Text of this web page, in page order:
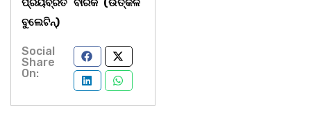
ପ୍ରିୟବ୍ରତ ବାରିକ (ଉତ୍କଳ
ବୁଲେଟିନ୍‌)
Social
Share
On: